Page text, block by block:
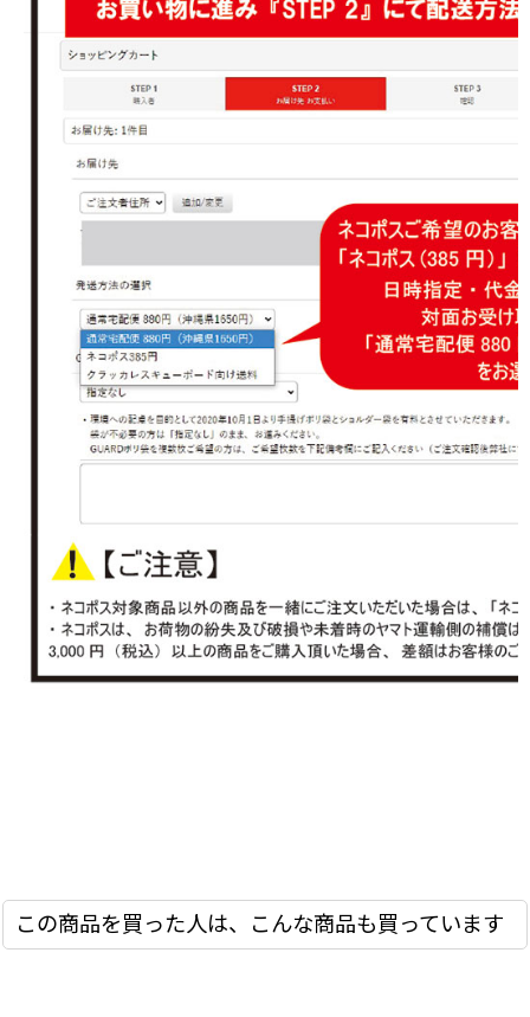
この商品を買った人は、こんな商品も買っています